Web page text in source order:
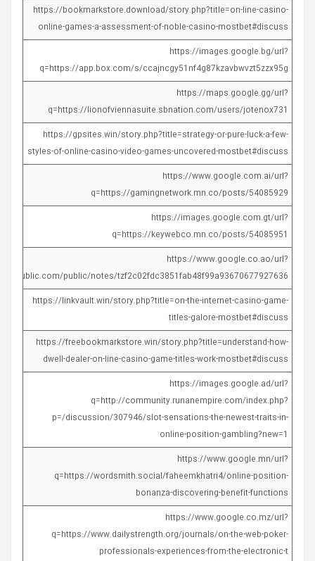
https://bookmarkstore.download/story.php?title=on-line-casino-
online-games-a-assessment-of-noble-casino-mostbet#discuss
https://images.google.bg/url?
q=https://app.box.com/s/ccajncgy51nf4g87kzavbwvzt5zzx95g
https://maps.google.gg/url?
q=https://lionofviennasuite.sbnation.com/users/jotenox731
https://gpsites.win/story.php?title=strategy-or-pure-luck-a-few-
styles-of-online-casino-video-games-uncovered-mostbet#discuss
https://www.google.com.ai/url?
q=https://gamingnetwork.mn.co/posts/54085929
https://images.google.com.gt/url?
q=https://keywebco.mn.co/posts/54085951
https://www.google.co.ao/url?
public/notes/tzf2c02fdc3851fab48f99a93670677927636
https://linkvault.win/story.php?title=on-the-internet-casino-game-
titles-galore-mostbet#discuss
https://freebookmarkstore.win/story.php?title=understand-how-
dwell-dealer-on-line-casino-game-titles-work-mostbet#discuss
https://images.google.ad/url?
q=http://community.runanempire.com/index.php?
p=/discussion/307946/slot-sensations-the-newest-traits-in-
online-position-gambling?new=1
https://www.google.mn/url?
q=https://wordsmith.social/faheemkhatri4/online-position-
bonanza-discovering-benefit-functions
https://www.google.co.mz/url?
q=https://www.dailystrength.org/journals/on-the-web-poker-
professionals-experiences-from-the-electronic-t